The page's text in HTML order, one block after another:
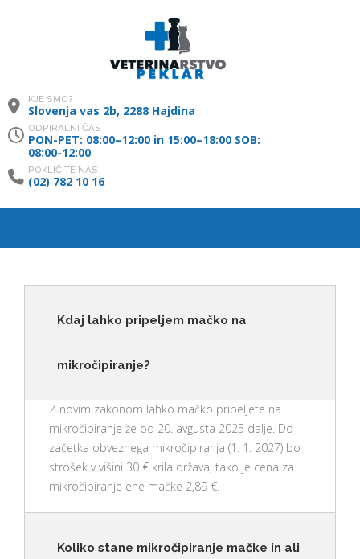
KJE SMO?
Slovenja vas 2b, 2288 Hajdina
ODPIRALNI ČAS
PON-PET: 08:00–12:00 in 15:00–18:00 SOB:
08:00-12:00
POKLIČITE NAS
(02) 782 10 16
Kdaj lahko pripeljem mačko na
mikročipiranje?
Z novim zakonom lahko mačko pripeljete na
mikročipiranje že od 20. avgusta 2025 dalje. Do
začetka obveznega mikročipiranja (1. 1. 2027) bo
strošek v višini 30 € krila država, tako je cena za
mikročipiranje ene mačke 2,89 €.
Koliko stane mikročipiranje mačke in ali